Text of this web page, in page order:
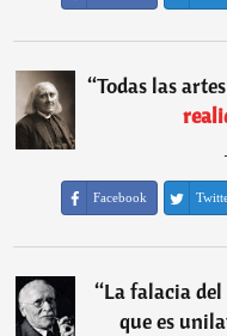
“Todas las
Facebook
“La falacia
que es